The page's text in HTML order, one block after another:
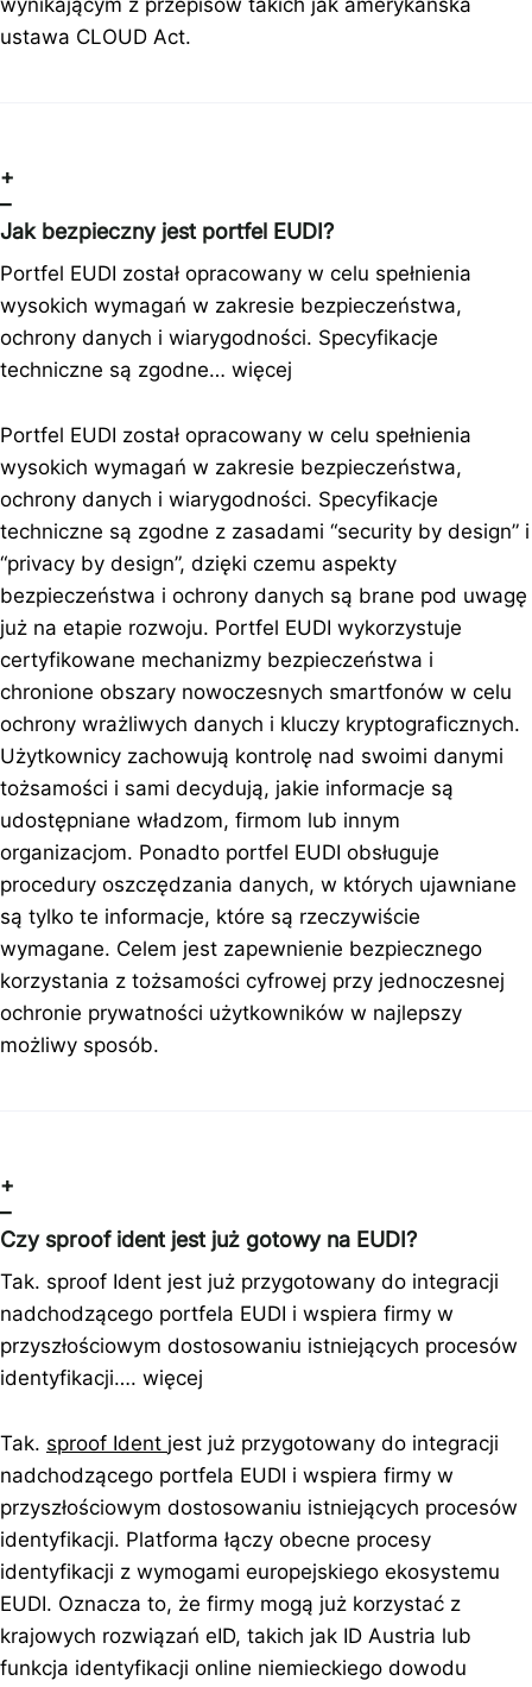
wynikającym z przepisów takich jak amerykańska
ustawa CLOUD Act.
+
–
Jak bezpieczny jest portfel EUDI?
Portfel EUDI został opracowany w celu spełnienia
wysokich wymagań w zakresie bezpieczeństwa,
ochrony danych i wiarygodności. Specyfikacje
techniczne są zgodne… więcej
Portfel EUDI został opracowany w celu spełnienia
wysokich wymagań w zakresie bezpieczeństwa,
ochrony danych i wiarygodności. Specyfikacje
techniczne są zgodne z zasadami “security by design” i
“privacy by design”, dzięki czemu aspekty
bezpieczeństwa i ochrony danych są brane pod uwagę
już na etapie rozwoju. Portfel EUDI wykorzystuje
certyfikowane mechanizmy bezpieczeństwa i
chronione obszary nowoczesnych smartfonów w celu
ochrony wrażliwych danych i kluczy kryptograficznych.
Użytkownicy zachowują kontrolę nad swoimi danymi
tożsamości i sami decydują, jakie informacje są
udostępniane władzom, firmom lub innym
organizacjom. Ponadto portfel EUDI obsługuje
procedury oszczędzania danych, w których ujawniane
są tylko te informacje, które są rzeczywiście
wymagane. Celem jest zapewnienie bezpiecznego
korzystania z tożsamości cyfrowej przy jednoczesnej
ochronie prywatności użytkowników w najlepszy
możliwy sposób.
+
–
Czy sproof ident jest już gotowy na EUDI?
Tak. sproof Ident jest już przygotowany do integracji
nadchodzącego portfela EUDI i wspiera firmy w
przyszłościowym dostosowaniu istniejących procesów
identyfikacji…. więcej
Tak. sproof Ident jest już przygotowany do integracji
nadchodzącego portfela EUDI i wspiera firmy w
przyszłościowym dostosowaniu istniejących procesów
identyfikacji. Platforma łączy obecne procesy
identyfikacji z wymogami europejskiego ekosystemu
EUDI. Oznacza to, że firmy mogą już korzystać z
krajowych rozwiązań eID, takich jak ID Austria lub
funkcja identyfikacji online niemieckiego dowodu